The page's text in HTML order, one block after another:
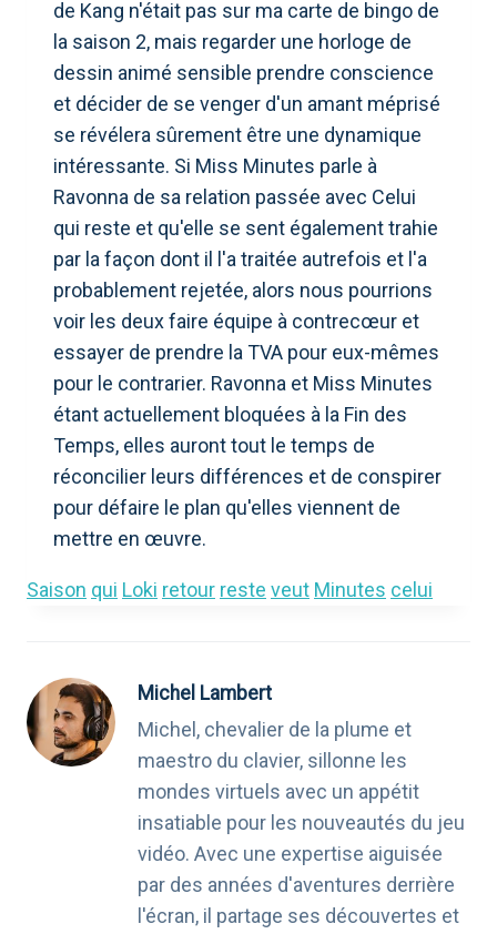
de Kang n'était pas sur ma carte de bingo de
la saison 2, mais regarder une horloge de
dessin animé sensible prendre conscience
et décider de se venger d'un amant méprisé
se révélera sûrement être une dynamique
intéressante. Si Miss Minutes parle à
Ravonna de sa relation passée avec Celui
qui reste et qu'elle se sent également trahie
par la façon dont il l'a traitée autrefois et l'a
probablement rejetée, alors nous pourrions
voir les deux faire équipe à contrecœur et
essayer de prendre la TVA pour eux-mêmes
pour le contrarier. Ravonna et Miss Minutes
étant actuellement bloquées à la Fin des
Temps, elles auront tout le temps de
réconcilier leurs différences et de conspirer
pour défaire le plan qu'elles viennent de
mettre en œuvre.
Saison qui Loki retour reste veut Minutes celui
Michel Lambert
Michel, chevalier de la plume et
maestro du clavier, sillonne les
mondes virtuels avec un appétit
insatiable pour les nouveautés du jeu
vidéo. Avec une expertise aiguisée
par des années d'aventures derrière
l'écran, il partage ses découvertes et